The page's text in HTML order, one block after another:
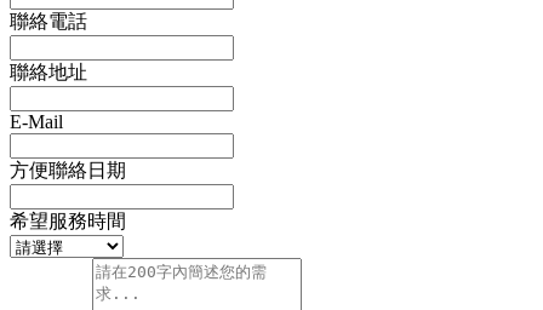
聯絡電話
聯絡地址
E-Mail
方便聯絡日期
希望服務時間